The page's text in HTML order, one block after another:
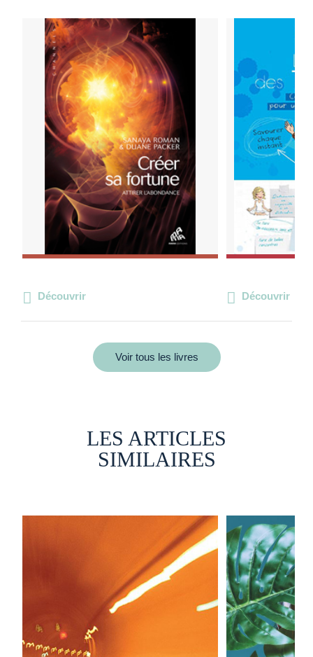
Découvrir Découvrir
Voir tous les livres
LES ARTICLES
SIMILAIRES